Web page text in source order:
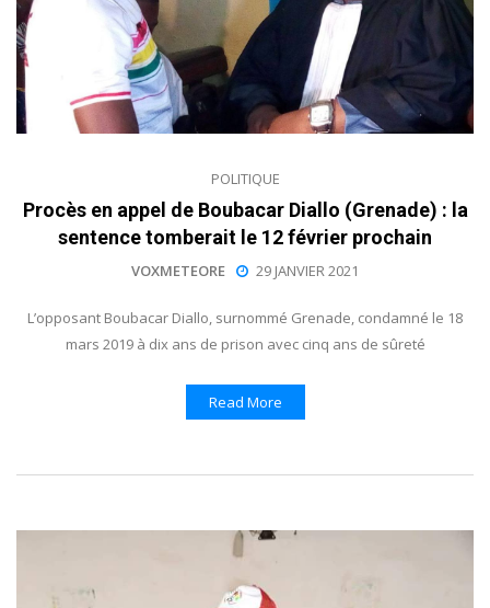
POLITIQUE
Procès en appel de Boubacar Diallo (Grenade) : la
sentence tomberait le 12 février prochain
VOXMETEORE 29 JANVIER 2021
L’opposant Boubacar Diallo, surnommé Grenade, condamné le 18
mars 2019 à dix ans de prison avec cinq ans de sûreté
Read More